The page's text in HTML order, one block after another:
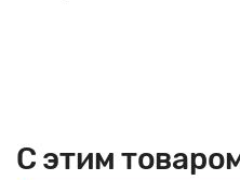
C этим